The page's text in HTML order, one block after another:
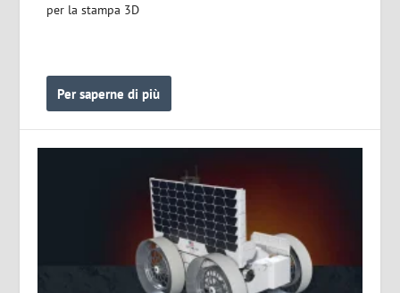
per la stampa 3D
Per saperne di più